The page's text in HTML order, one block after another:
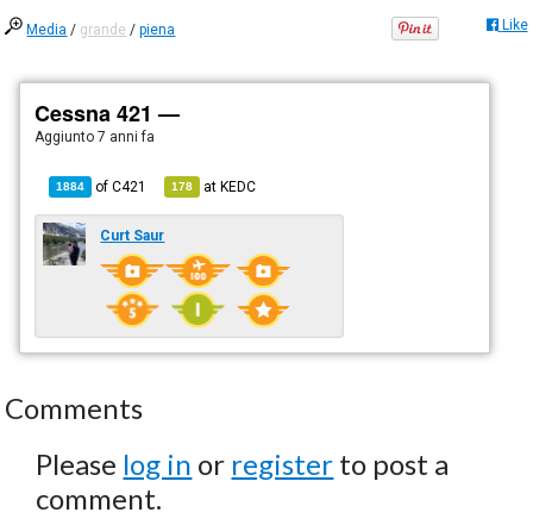
Media / grande /piena Like
Cessna 421 —
Aggiunto7 anni fa
1884 ofC421 178 atKEDC
Curt Saur
Comments
Please log in or register to post a
comment.